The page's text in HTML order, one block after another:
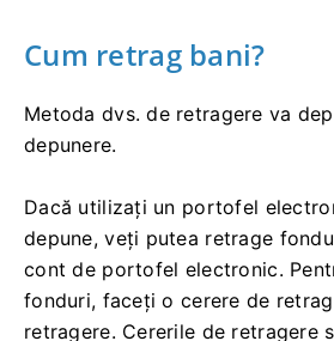
Cum retrag bani?
Metoda dvs. de retragere va
depunere.
Dacă utilizați un portofel
depune, veți putea retrage
cont de portofel electronic.
fonduri, faceți o cerere de
retragere. Cererile de retragere